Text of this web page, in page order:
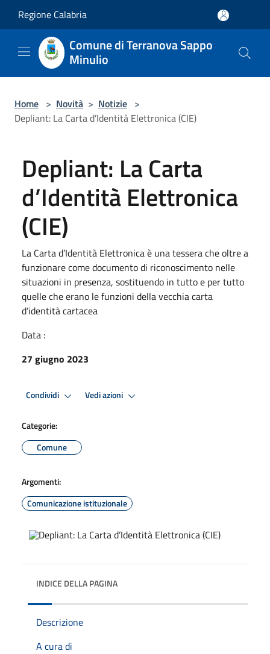
Regione Calabria
Comune di Terranova Sappo
Minulio
Home > Novità > Notizie >
Depliant: La Carta d’Identità Elettronica (CIE)
Depliant: La Carta
d’Identità Elettronica
(CIE)
La Carta d’Identità Elettronica è una tessera che oltre a
funzionare come documento di riconoscimento nelle
situazioni in presenza, sostituendo in tutto e per tutto
quelle che erano le funzioni della vecchia carta
d’identità cartacea
Data :
27 giugno 2023
Condividi Vedi azioni
Categorie:
Comune
Argomenti:
Comunicazione istituzionale
INDICE DELLA PAGINA
Descrizione
A cura di